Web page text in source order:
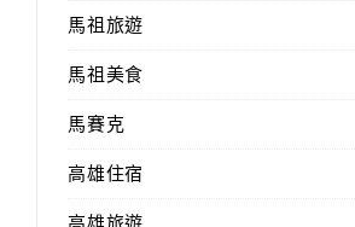
馬祖旅遊
馬祖美食
馬賽克
高雄住宿